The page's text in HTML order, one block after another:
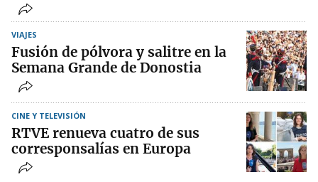
VIAJES
Fusión de pólvora y salitre en la
Semana Grande de Donostia
CINE Y TELEVISIÓN
RTVE renueva cuatro de sus
corresponsalías en Europa